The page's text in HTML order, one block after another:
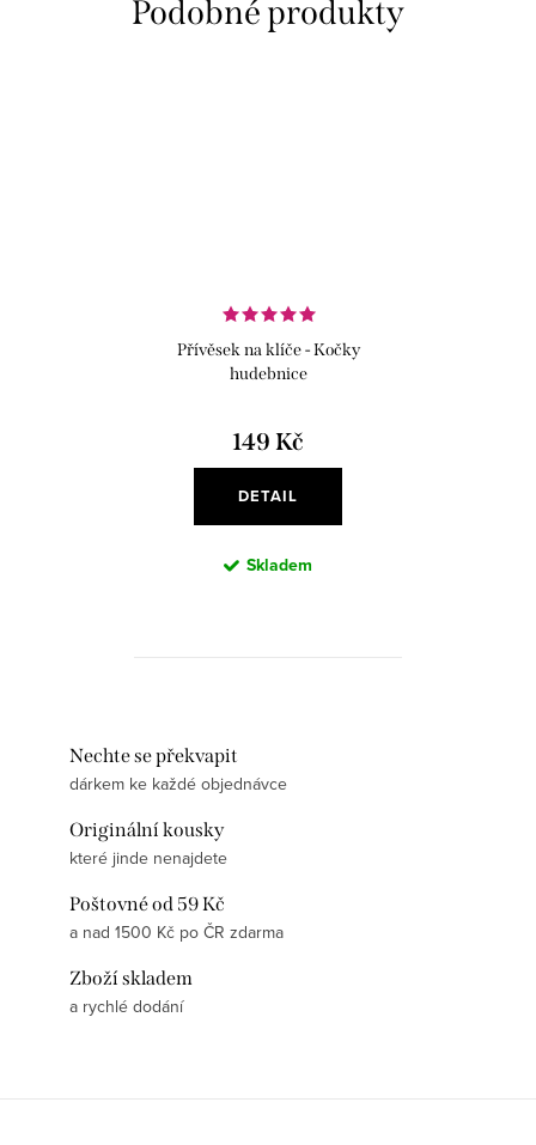
Přívěsek na klíče - Kočky
hudebnice
149 Kč
DETAIL
Skladem
Nechte se překvapit
dárkem ke každé objednávce
Originální kousky
které jinde nenajdete
Poštovné od 59 Kč
a nad 1500 Kč po ČR zdarma
Zboží skladem
a rychlé dodání